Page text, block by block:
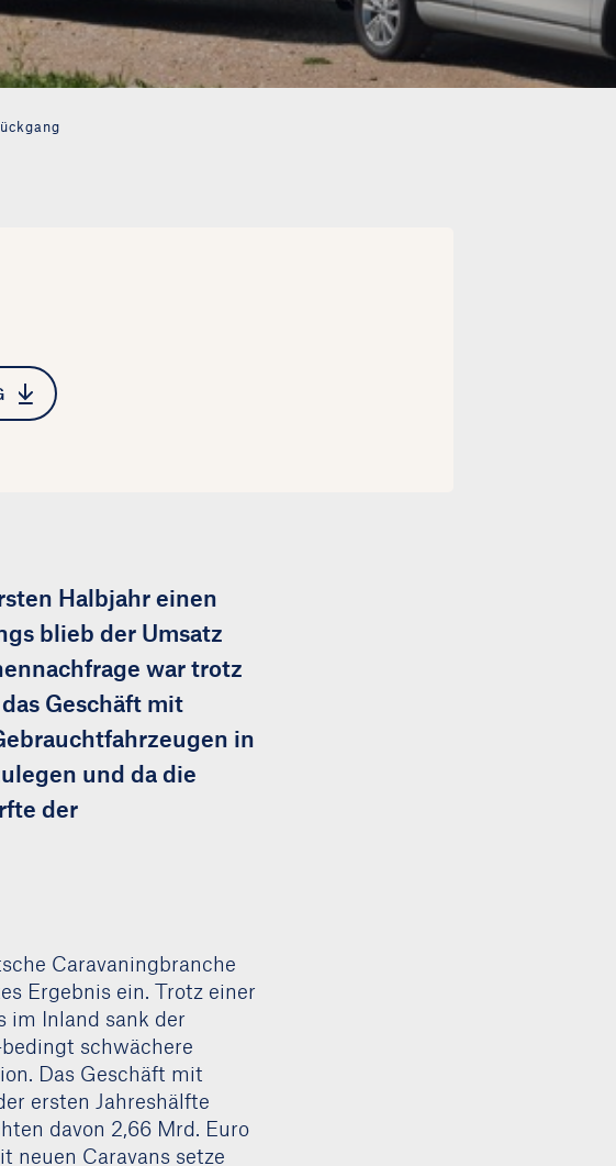
Halbjahr einen
blieb der Umsatz
war trotz
Geschäft mit
in
und da die
der
Caravaningbranche
Ergebnis ein. Trotz einer
im Inland sank der
schwächere
Das Geschäft mit
ersten Jahreshälfte
davon 2,66 Mrd. Euro
neuen Caravans setze